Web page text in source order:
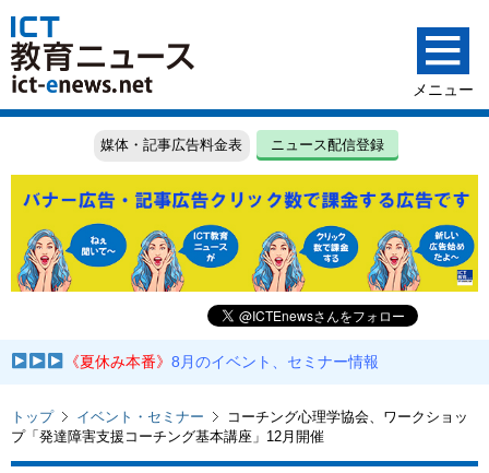
媒体・記事広告料金表 ニュース配信登録
《夏休み本番》8月のイベント、セミナー情報
トップ イベント・セミナー
コーチング心理学協会、ワークショッ
プ「発達障害支援コーチング基本講座」12月開催